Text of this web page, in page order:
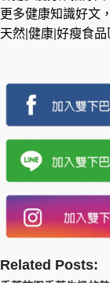
更多健康知識好文，
天然|健康|好瘦食品
Related Posts: